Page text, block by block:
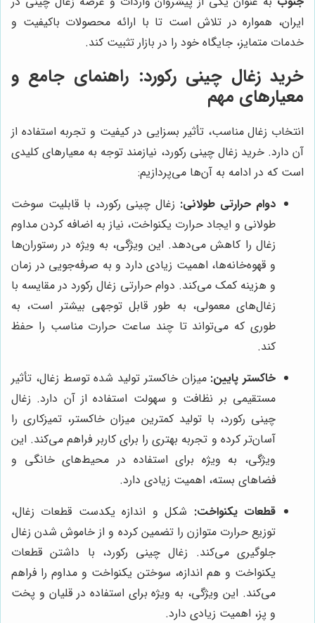
ایران، همواره در تلاش است تا با ارائه محصولات باکیفیت و
خدمات متمایز، جایگاه خود را در بازار تثبیت کند.
خرید زغال چینی رکورد: راهنمای جامع و
معیارهای مهم
انتخاب زغال مناسب، تأثیر بسزایی در کیفیت و تجربه استفاده از
آن دارد. خرید زغال چینی رکورد، نیازمند توجه به معیارهای کلیدی
است که در ادامه به آن‌ها می‌پردازیم:
دوام حرارتی طولانی: زغال چینی رکورد، با قابلیت سوخت
طولانی و ایجاد حرارت یکنواخت، نیاز به اضافه کردن مداوم
زغال را کاهش می‌دهد. این ویژگی، به ویژه در رستوران‌ها
و قهوه‌خانه‌ها، اهمیت زیادی دارد و به صرفه‌جویی در زمان
و هزینه کمک می‌کند. دوام حرارتی زغال رکورد در مقایسه با
زغال‌های معمولی، به طور قابل توجهی بیشتر است، به
طوری که می‌تواند تا چند ساعت حرارت مناسب را حفظ
کند.
خاکستر پایین: میزان خاکستر تولید شده توسط زغال، تأثیر
مستقیمی بر نظافت و سهولت استفاده از آن دارد. زغال
چینی رکورد، با تولید کمترین میزان خاکستر، تمیزکاری را
آسان‌تر کرده و تجربه بهتری را برای کاربر فراهم می‌کند. این
ویژگی، به ویژه برای استفاده در محیط‌های خانگی و
فضاهای بسته، اهمیت زیادی دارد.
قطعات یکنواخت: شکل و اندازه یکدست قطعات زغال،
توزیع حرارت متوازن را تضمین کرده و از خاموش شدن زغال
جلوگیری می‌کند. زغال چینی رکورد، با داشتن قطعات
یکنواخت و هم اندازه، سوختن یکنواخت و مداوم را فراهم
می‌کند. این ویژگی، به ویژه برای استفاده در قلیان و پخت
و پز، اهمیت زیادی دارد.